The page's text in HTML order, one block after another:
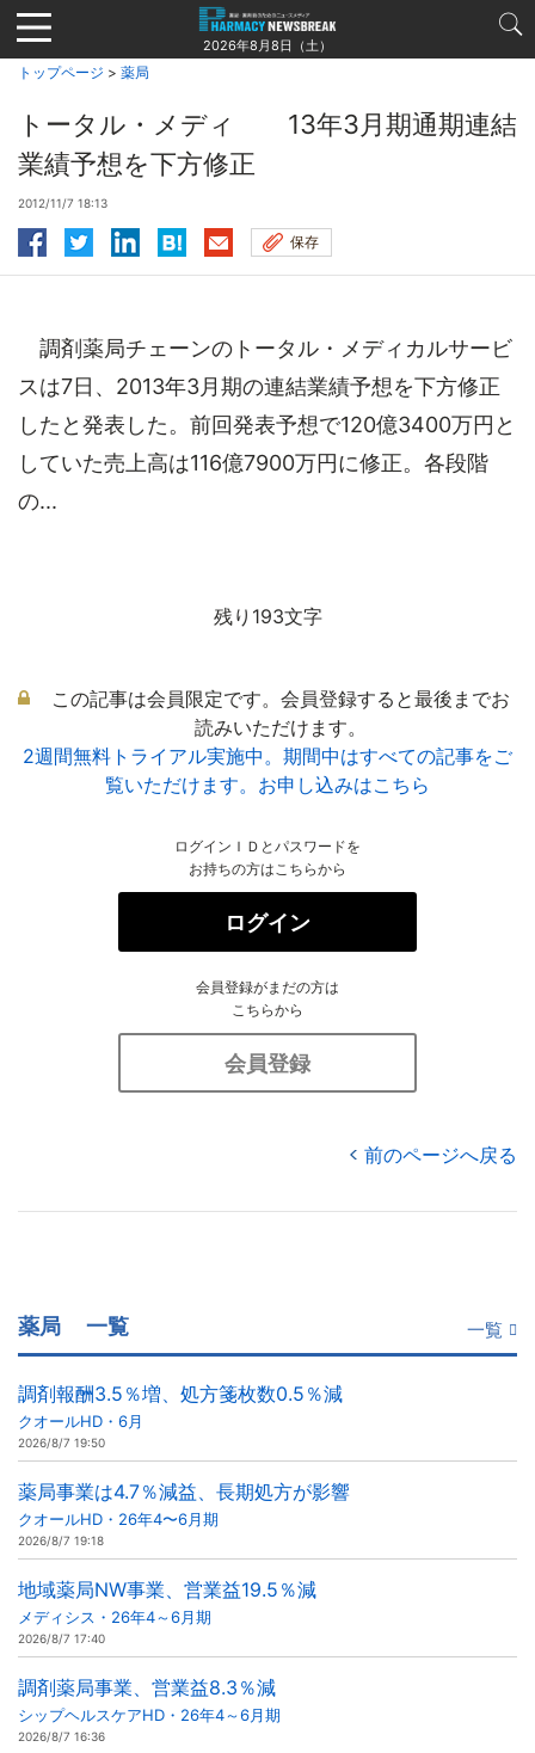
Jump
to
navigation
2026年8月8日（土）
トップページ > 薬局
トータル・メディ 13年3月期通期連結
業績予想を下方修正
2012/11/7 18:13
保存
調剤薬局チェーンのトータル・メディカルサービ
スは7日、2013年3月期の連結業績予想を下方修正
したと発表した。前回発表予想で120億3400万円と
していた売上高は116億7900万円に修正。各段階
の...
残り193文字
この記事は会員限定です。会員登録すると最後までお
読みいただけます。
2週間無料トライアル実施中。期間中はすべての記事をご
覧いただけます。お申し込みはこちら
ログインＩＤとパスワードを
お持ちの方はこちらから
ログイン
会員登録がまだの方は
こちらから
会員登録
前のページへ戻る
薬局 一覧 一覧
調剤報酬3.5％増、処方箋枚数0.5％減
クオールHD・6月
2026/8/7 19:50
薬局事業は4.7％減益、長期処方が影響
クオールHD・26年4〜6月期
2026/8/7 19:18
地域薬局NW事業、営業益19.5％減
メディシス・26年4～6月期
2026/8/7 17:40
調剤薬局事業、営業益8.3％減
シップヘルスケアHD・26年4～6月期
2026/8/7 16:36